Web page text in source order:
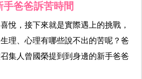
手爸爸訴苦時間
悅，接下來就是實際遇上的挑戰，
理、心理有哪些說不出的苦呢？爸
集人曾國榮提到到身邊的新手爸爸